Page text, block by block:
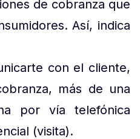
de cobranza que
Así, indica
con el cliente,
más de una
por vía telefónica
(visita).